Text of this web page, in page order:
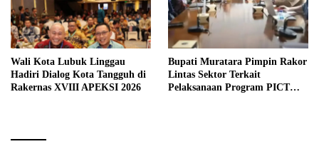
Wali Kota Lubuk Linggau
Hadiri Dialog Kota Tangguh di
Rakernas XVIII APEKSI 2026
Bupati Muratara Pimpin Rakor
Lintas Sektor Terkait
Pelaksanaan Program PICT